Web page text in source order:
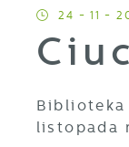
24 - 11 -
Biblioteka
listopada